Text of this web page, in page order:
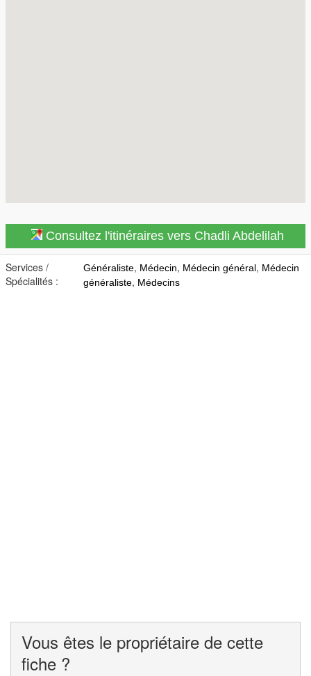
Consultez l'itinéraires vers Chadli Abdelilah
Services /
Spécialités :
Généraliste, Médecin, Médecin général, Médecin
généraliste, Médecins
Vous êtes le propriétaire de cette
fiche ?